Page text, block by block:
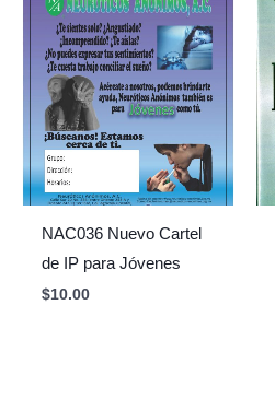
NAC036 Nuevo Cartel
de IP para Jóvenes
$10.00